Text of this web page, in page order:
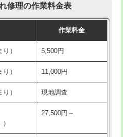
え)
し作
11,000円~
で） 55,000円
/3ｍ超
+11,000円
作業）
ップ
22,000円+材料費
修理の作業料金表
作業料金
） 5,500円
） 11,000円
） 現地調査
27,500円～